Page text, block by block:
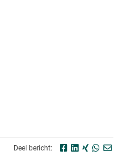
Deel bericht: